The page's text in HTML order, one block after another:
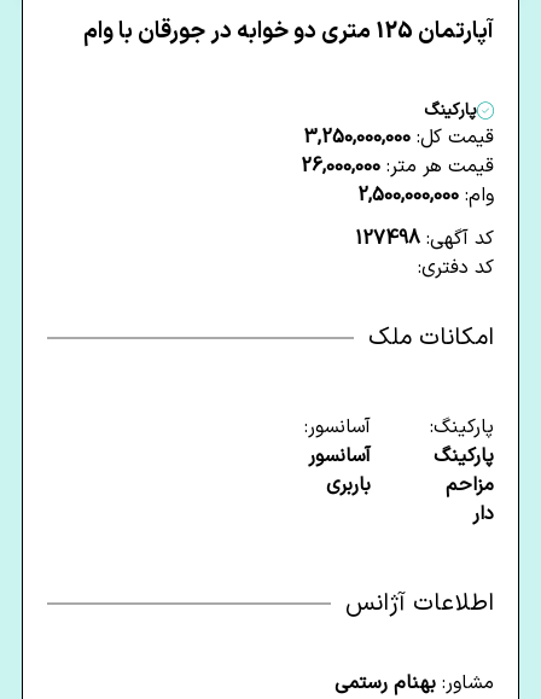
آپارتمان 125 متری دو خوابه در جورقان با وام
پارکینگ
قیمت کل: 3,250,000,000
قیمت هر متر: 26,000,000
وام: 2,500,000,000
کد آگهی: 127498
کد دفتری:
امکانات ملک
پارکینگ:
پارکینگ
مزاحم
دار
آسانسور:
آسانسور
باربری
اطلاعات آژانس
مشاور: بهنام رستمی